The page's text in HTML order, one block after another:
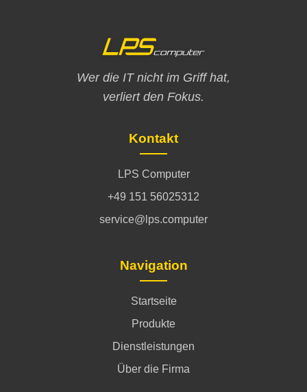
Wer die IT nicht im Griff hat,
verliert den Fokus.
Kontakt
LPS Computer
+49 151 56025312
service@lps.computer
Navigation
Startseite
Produkte
Dienstleistungen
Über die Firma